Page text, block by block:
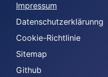
Impressum
Datenschutzerklärunng
Cookie-Richtlinie
Sitemap
Github